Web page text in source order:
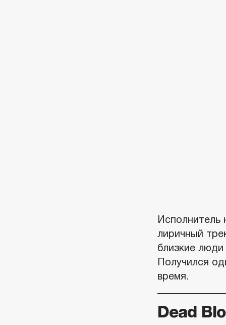
Исполнитель
лиричный
близкие
Получился
время.
Dead